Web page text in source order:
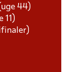
44)
11)